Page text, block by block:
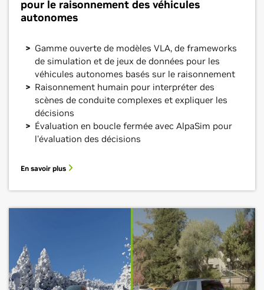
pour le raisonnement des véhicules
autonomes
Gamme ouverte de modèles VLA, de frameworks
de simulation et de jeux de données pour les
véhicules autonomes basés sur le raisonnement
Raisonnement humain pour interpréter des
scènes de conduite complexes et expliquer les
décisions
Évaluation en boucle fermée avec AlpaSim pour
l'évaluation des décisions
En savoir plus